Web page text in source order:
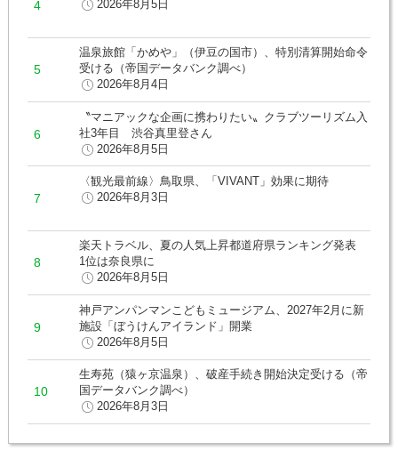
2026年8月5日
温泉旅館「かめや」（伊豆の国市）、特別清算開始命令
受ける（帝国データバンク調べ）
2026年8月4日
〝マニアックな企画に携わりたい〟クラブツーリズム入
社3年目 渋谷真里登さん
2026年8月5日
〈観光最前線〉鳥取県、「VIVANT」効果に期待
2026年8月3日
楽天トラベル、夏の人気上昇都道府県ランキング発表
1位は奈良県に
2026年8月5日
神戸アンパンマンこどもミュージアム、2027年2月に新
施設「ぼうけんアイランド」開業
2026年8月5日
生寿苑（猿ヶ京温泉）、破産手続き開始決定受ける（帝
国データバンク調べ）
2026年8月3日